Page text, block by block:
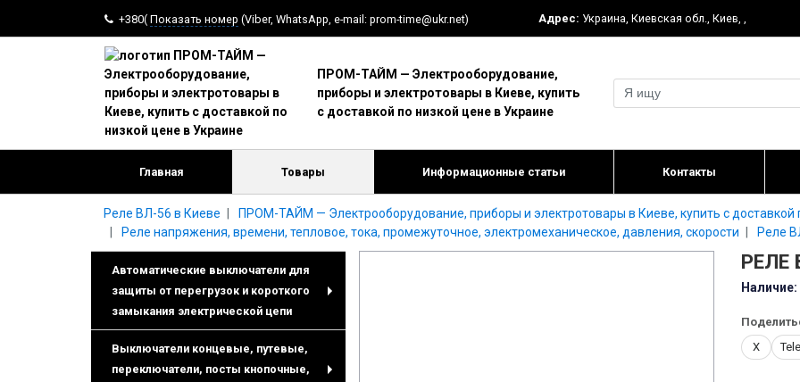
+380( Показать номер (Viber, WhatsApp, e-mail: prom-time@ukr.net) Адрес: Украина Киевская обл. Киев
ПРОМ-ТАЙМ — Электрооборудование,
приборы и электротовары в Киеве, купить
с доставкой по низкой цене в Украине
Главная Товары Информационные статьи Контакты
Реле ВЛ-56 в Киеве
ПРОМ-ТАЙМ — Электрооборудование, приборы и электротовары в Киеве, купить с доставкой
Реле напряжения, времени, тепловое, тока, промежуточное, электромеханическое, давления, скорости
Реле
Автоматические выключатели для
защиты от перегрузок и короткого
замыкания электрической цепи
Выключатели концевые, путевые,
переключатели, посты кнопочные,
РЕЛЕ
Наличие:
X